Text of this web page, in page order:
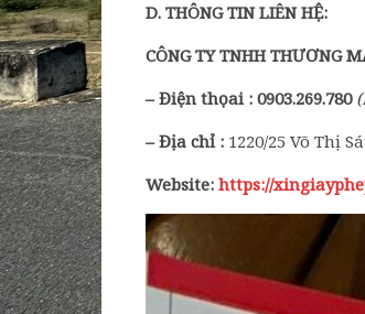
D. THÔNG TIN LIÊN HỆ:
CÔNG TY TNHH THƯƠNG
– Điện thọai : 0903.269.780 (
– Địa chỉ : 1220/25 Võ Thị
Website: https://